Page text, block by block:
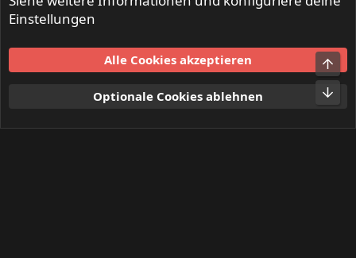
FAST AND LOOSE - Speed Metal & Thrash Metal
Nutzungsbedingungen
Datenschutz
S
Einstellungen
Alle Cookies akzeptieren
Optionale Cookies ablehnen